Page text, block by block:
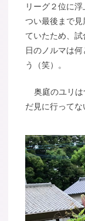
リーグ２位に
つい最後まで
ていたため、
日のノルマは
う（笑）。
奥庭のユリ
だ見に行ってな